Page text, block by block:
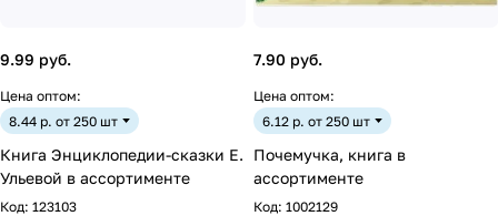
9.99 руб.
Цена оптом:
8.44 р. от 250 шт
Книга Энциклопедии-сказки Е.
Ульевой в ассортименте
Код: 123103
7.90 руб.
Цена оптом:
6.12 р. от 250 шт
Почемучка, книга в
ассортименте
Код: 1002129